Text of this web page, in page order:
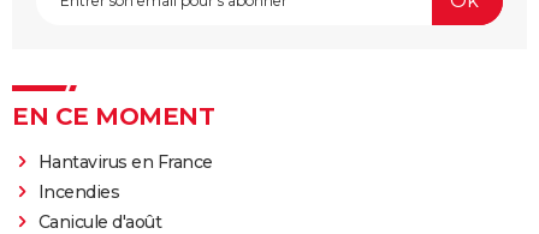
EN CE MOMENT
Hantavirus en France
Incendies
Canicule d'août